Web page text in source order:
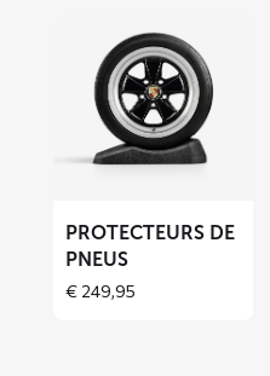
Protecteurs
PROTECTEURS DE
PNEUS
€249,95